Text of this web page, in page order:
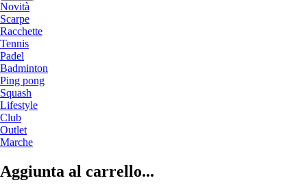
Novità
Scarpe
Racchette
Tennis
Padel
Badminton
Ping pong
Squash
Lifestyle
Club
Outlet
Marche
Aggiunta al carrello...